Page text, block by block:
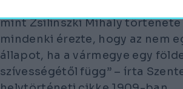
mint Zsilinszki Mihály története
mindenki érezte, hogy az nem
állapot, ha a vármegye egy
szívességétől függ” – írta